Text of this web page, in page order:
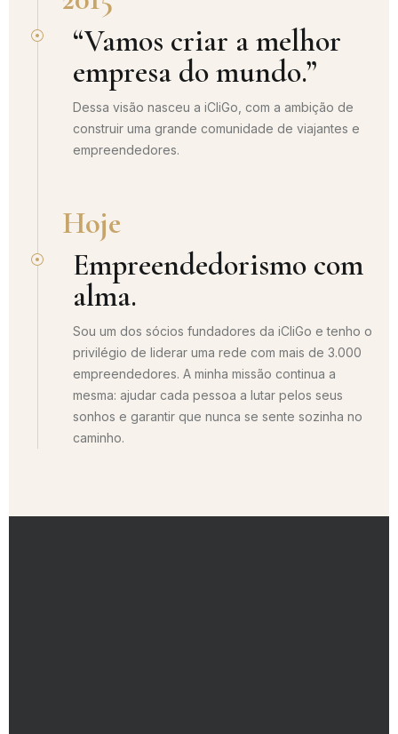
“Vamos criar a melhor
empresa do mundo.”
Dessa visão nasceu a iCliGo, com a ambição de
construir uma grande comunidade de viajantes e
empreendedores.
Hoje
Empreendedorismo com
alma.
Sou um dos sócios fundadores da iCliGo e tenho o
privilégio de liderar uma rede com mais de 3.000
empreendedores. A minha missão continua a
mesma: ajudar cada pessoa a lutar pelos seus
sonhos e garantir que nunca se sente sozinha no
caminho.